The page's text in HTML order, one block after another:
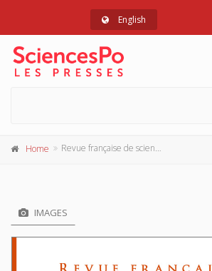
English
Home Revue française de science politique 73-1, janvier-février 2023
IMAGES